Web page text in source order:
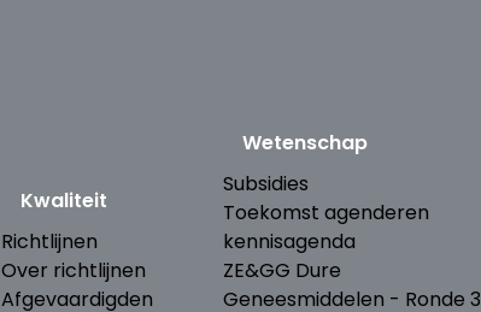
Kwaliteit
Richtlijnen
Over richtlijnen
Afgevaardigden
Wetenschap
Subsidies
Toekomst agenderen
kennisagenda
ZE&GG Dure
Geneesmiddelen - Ronde 3